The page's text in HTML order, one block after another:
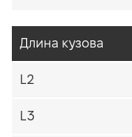
Длина кузова
L2
L3